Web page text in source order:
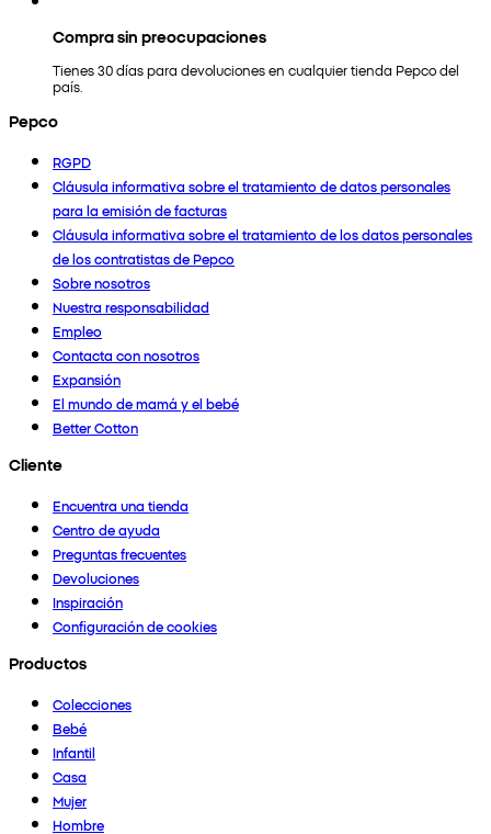
Compra sin preocupaciones
Tienes 30 días para devoluciones en cualquier tienda Pepco del
país.
Pepco
RGPD
Cláusula informativa sobre el tratamiento de datos personales
para la emisión de facturas
Cláusula informativa sobre el tratamiento de los datos personales
de los contratistas de Pepco
Sobre nosotros
Nuestra responsabilidad
Empleo
Contacta con nosotros
Expansión
El mundo de mamá y el bebé
Better Cotton
Cliente
Encuentra una tienda
Centro de ayuda
Preguntas frecuentes
Devoluciones
Inspiración
Configuración de cookies
Productos
Colecciones
Bebé
Infantil
Casa
Mujer
Hombre